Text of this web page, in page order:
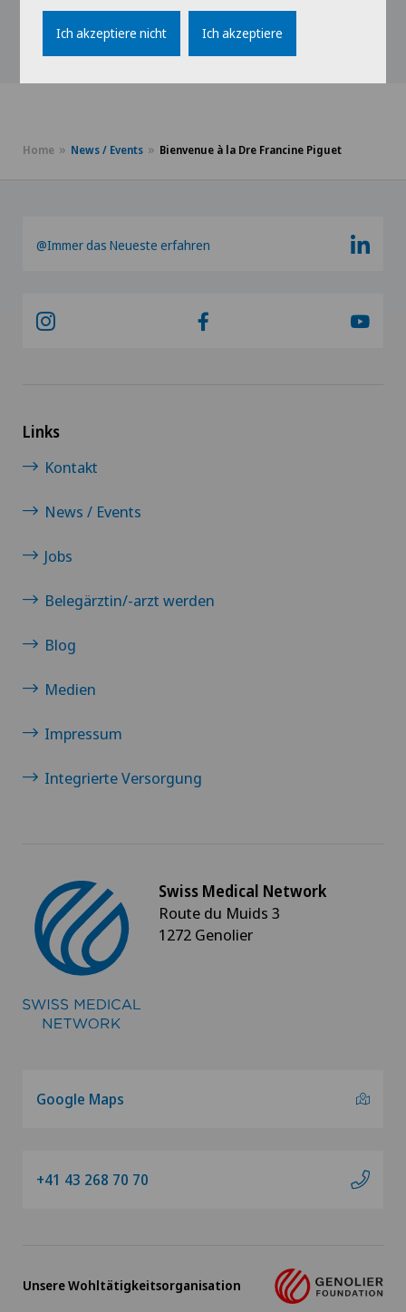
Alle anzeigen
Home News / Events Bienvenue à la Dre Francine Piguet
@Immer das Neueste erfahren
Links
Kontakt
News / Events
Jobs
Belegärztin/-arzt werden
Blog
Medien
Impressum
Integrierte Versorgung
Swiss Medical Network
Route du Muids 3
1272 Genolier
Google Maps
+41 43 268 70 70
Unsere Wohltätigkeitsorganisation
Ich akzeptiere nicht Ich akzeptiere